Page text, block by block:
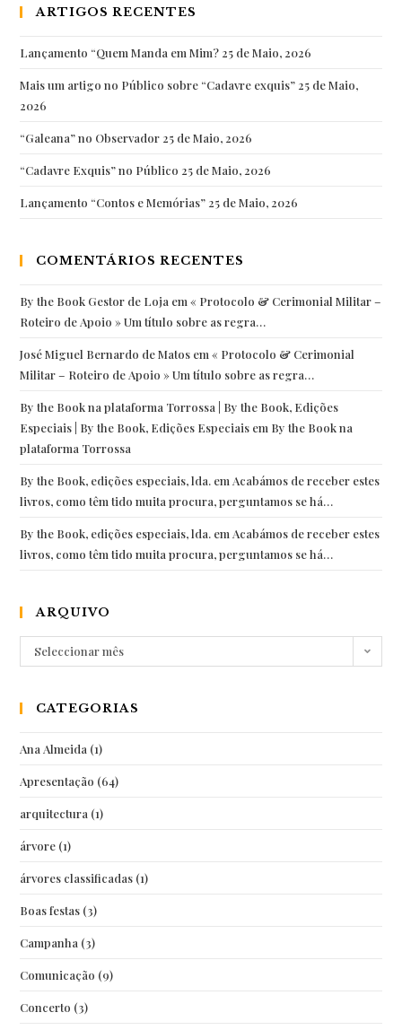
ARTIGOS RECENTES
Lançamento “Quem Manda em Mim? 25 de Maio, 2026
Mais um artigo no Público sobre “Cadavre exquis” 25 de Maio,
2026
“Galeana” no Observador 25 de Maio, 2026
“Cadavre Exquis” no Público 25 de Maio, 2026
Lançamento “Contos e Memórias” 25 de Maio, 2026
COMENTÁRIOS RECENTES
By the Book Gestor de Loja em« Protocolo & Cerimonial Militar –
Roteiro de Apoio » Um título sobre as regra…
José Miguel Bernardo de Matos em« Protocolo & Cerimonial
Militar – Roteiro de Apoio » Um título sobre as regra…
By the Book na plataforma Torrossa | By the Book, Edições
Especiais | By the Book, Edições Especiais em By the Book na
plataforma Torrossa
By the Book, edições especiais, lda. emAcabámos de receber estes
livros, como têm tido muita procura, perguntamos se há…
By the Book, edições especiais, lda. emAcabámos de receber estes
livros, como têm tido muita procura, perguntamos se há…
ARQUIVO
Arquivo
Seleccionar mês
CATEGORIAS
Ana Almeida (1)
Apresentação (64)
arquitectura (1)
árvore (1)
árvores classificadas (1)
Boas festas (3)
Campanha (3)
Comunicação (9)
Concerto (3)